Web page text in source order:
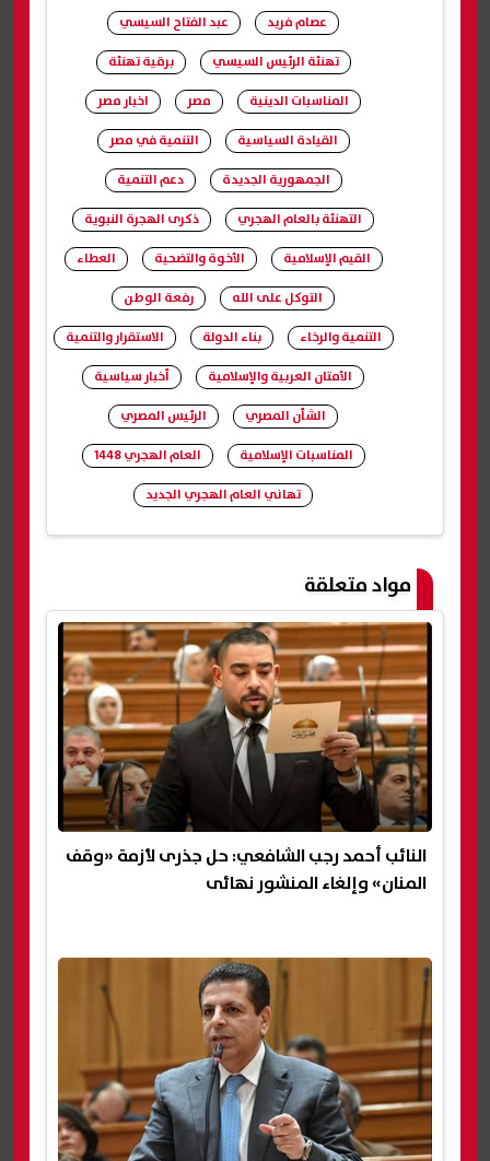
عصام فريد
عبد الفتاح السيسي
تهنئة الرئيس السيسي
برقية تهنئة
المناسبات الدينية
مصر
اخبار مصر
القيادة السياسية
التنمية في مصر
الجمهورية الجديدة
دعم التنمية
التهنئة بالعام الهجري
ذكرى الهجرة النبوية
القيم الإسلامية
الأخوة والتضحية
العطاء
التوكل على الله
رفعة الوطن
التنمية والرخاء
بناء الدولة
الاستقرار والتنمية
الأمتان العربية والإسلامية
أخبار سياسية
الشأن المصري
الرئيس المصري
المناسبات الإسلامية
العام الهجري 1448
تهاني العام الهجري الجديد
مواد متعلقة
النائب أحمد رجب الشافعي: حل جذرى لأزمة «وقف
المنان» وإلغاء المنشور نهائى